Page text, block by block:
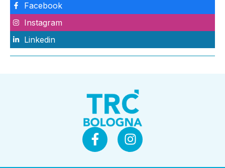
Facebook
Instagram
Linkedin